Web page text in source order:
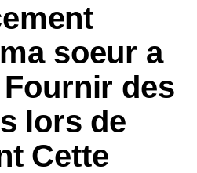
soeur a
des
lors de
Cette